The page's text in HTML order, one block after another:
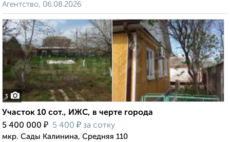
Агентство, 06.08.2026
3
Участок 10 сот., ИЖС, в черте города
5 400 000 ₽ 5 400 ₽ за сотку
мкр. Сады Калинина, Средняя 110